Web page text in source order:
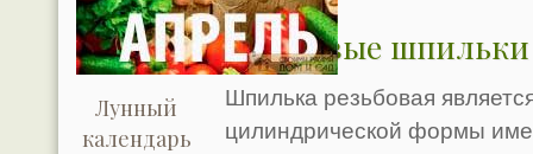
Резьбовые
Шпилька резьбовая
цилиндрической формы
Лунный
календарь